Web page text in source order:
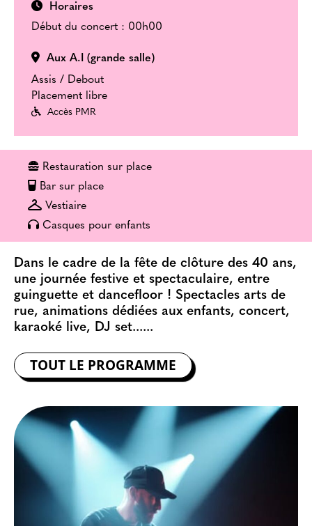
Horaires
Début du concert : 00h00
Aux A.I (grande salle)
Assis / Debout
Placement libre
Accès PMR
Restauration sur place
Bar sur place
Vestiaire
Casques pour enfants
Dans le cadre de la fête de clôture des 40 ans,
une journée festive et spectaculaire, entre
guinguette et dancefloor ! Spectacles arts de
rue, animations dédiées aux enfants, concert,
karaoké live, DJ set......
TOUT LE PROGRAMME